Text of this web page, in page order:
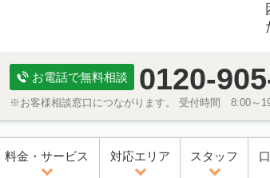
お電話で無料相談 0120-
※お客様相談窓口につながります。 受付時間 8:00～
料金・サービス 対応エリア スタッフ